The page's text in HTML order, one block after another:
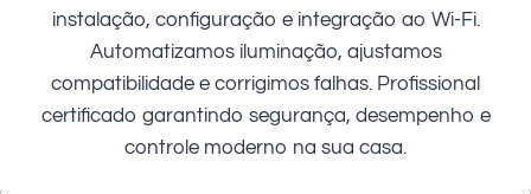
instalação, configuração e integração ao Wi-Fi.
Automatizamos iluminação, ajustamos
compatibilidade e corrigimos falhas. Profissional
certificado garantindo segurança, desempenho e
controle moderno na sua casa.